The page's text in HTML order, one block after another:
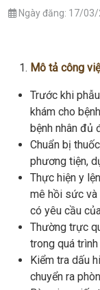
Ngày đăng: 17/
Mô tả công
Trước khi
khám cho
bệnh nhân đủ
Chuẩn bị
phương tiện,
Thực hiện y
mê hồi sức và
có yêu cầu
Thường trực
trong quá
Kiểm tra dấu
chuyển ra